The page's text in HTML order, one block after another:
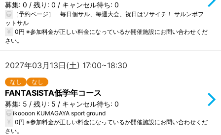
募集: 0 / 残り: 0 / キャンセル待ち: 0
［予約ページ］ 毎日個サル、毎週大会、祝日はソサイチ！ サルンボフ
ットサル
0円 ※参加料金が正しい料金になっているか開催施設にお問い合わせくだ
さい。
2027年03月13日(土) 17:00~18:30
なし なし
FANTASISTA低学年コース
募集: 5 / 残り: 5 / キャンセル待ち: 0
ikoooon KUMAGAYA sport ground
0円 ※参加料金が正しい料金になっているか開催施設にお問い合わせくだ
さい。